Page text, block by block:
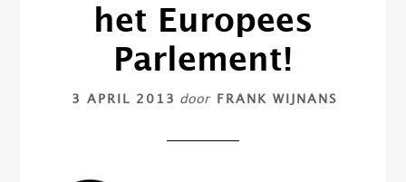
het Europees
Parlement!
3 APRIL 2013 door FRANK WIJNANS